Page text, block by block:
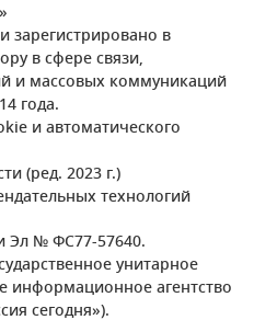
зарегистрировано в
в сфере связи,
и массовых коммуникаций
года.
и автоматического
(ред. 2023 г.)
технологий
Эл № ФС77-57640.
унитарное
информационное агентство
сегодня»).